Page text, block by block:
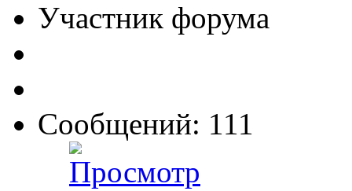
Участник форума
Сообщений: 111